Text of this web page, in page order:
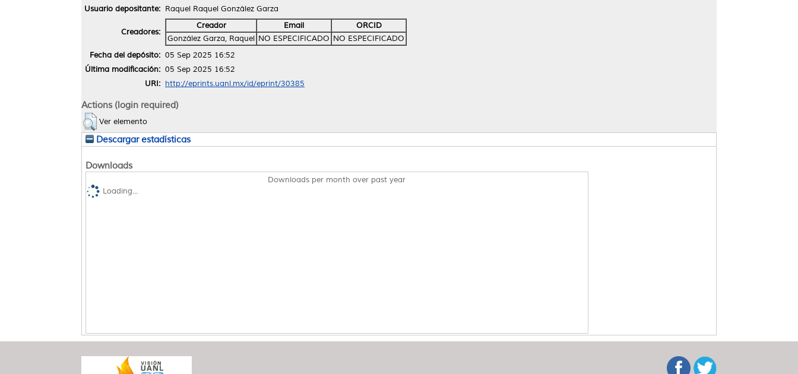
Usuario depositante: Raquel Raquel González Garza
Creadores:
Creador Email
ORCID
González Garza, Raquel NO ESPECIFICADO NO ESPECIFICADO
Fecha del depósito: 05 Sep 2025 16:52
Última modificación: 05 Sep 2025 16:52
URI: http://eprints.uanl.mx/id/eprint/30385
Actions (login required)
Ver elemento
Descargar estadísticas
Downloads
Downloads per month over past year
Loading...